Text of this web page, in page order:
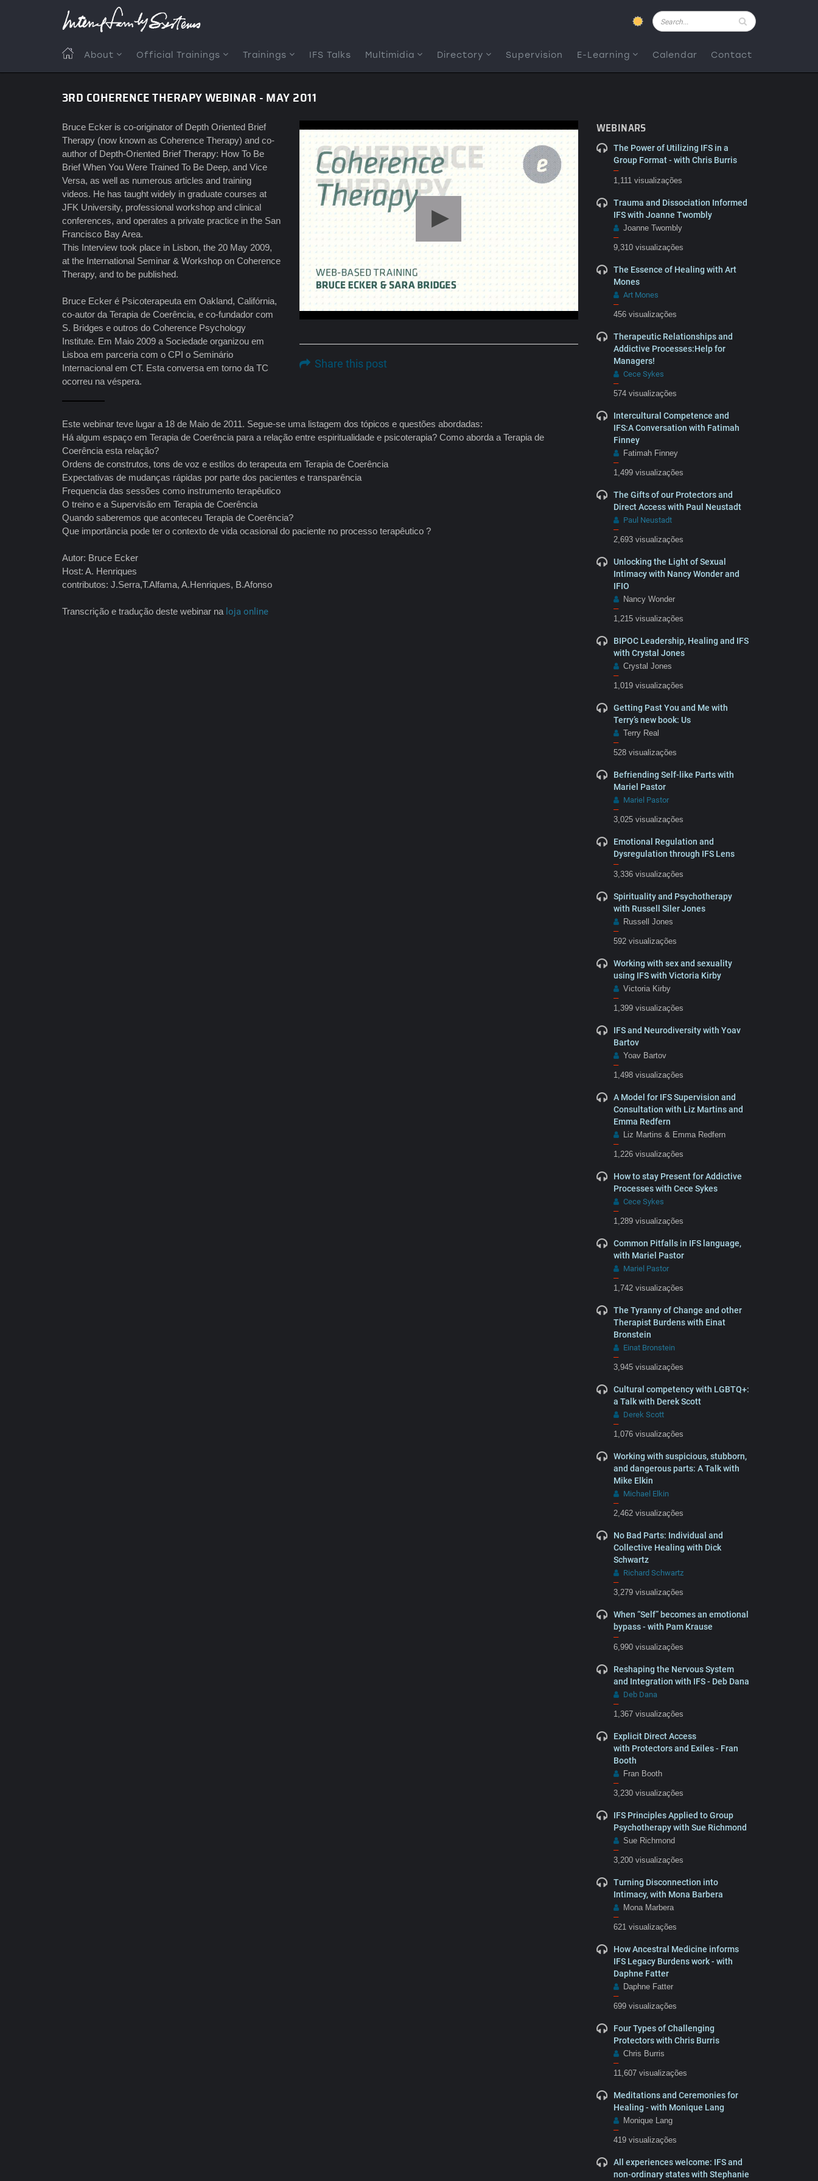
Pesquisar
MAIN
NAVIGATION
About Official Trainings Trainings IFS Talks Multimidia Directory Supervision E-Learning Calendar Contact
3RD COHERENCE THERAPY WEBINAR - MAY 2011
Share this post
Bruce Ecker is co-originator of Depth Oriented Brief
Therapy (now known as Coherence Therapy) and co-
author of Depth-Oriented Brief Therapy: How To Be
Brief When You Were Trained To Be Deep, and Vice
Versa, as well as numerous articles and training
videos. He has taught widely in graduate courses at
JFK University, professional workshop and clinical
conferences, and operates a private practice in the San
Francisco Bay Area.
This Interview took place in Lisbon, the 20 May 2009,
at the International Seminar & Workshop on Coherence
Therapy, and to be published.
Bruce Ecker é Psicoterapeuta em Oakland, Califórnia,
co-autor da Terapia de Coerência, e co-fundador com
S. Bridges e outros do Coherence Psychology
Institute. Em Maio 2009 a Sociedade organizou em
Lisboa em parceria com o CPI o Seminário
Internacional em CT. Esta conversa em torno da TC
ocorreu na véspera.
Este webinar teve lugar a 18 de Maio de 2011. Segue-se uma listagem dos tópicos e questões abordadas:
Há algum espaço em Terapia de Coerência para a relação entre espiritualidade e psicoterapia? Como aborda a Terapia de
Coerência esta relação?
Ordens de construtos, tons de voz e estilos do terapeuta em Terapia de Coerência
Expectativas de mudanças rápidas por parte dos pacientes e transparência
Frequencia das sessões como instrumento terapêutico
O treino e a Supervisão em Terapia de Coerência
Quando saberemos que aconteceu Terapia de Coerência?
Que importância pode ter o contexto de vida ocasional do paciente no processo terapêutico ?
Autor: Bruce Ecker
Host: A. Henriques
contributos: J.Serra,T.Alfama, A.Henriques, B.Afonso
Transcrição e tradução deste webinar na loja online
WEBINARS
The Power of Utilizing IFS in a
Group Format - with Chris Burris
–
1,111 visualizações
Trauma and Dissociation Informed
IFS with Joanne Twombly
Joanne Twombly
–
9,310 visualizações
The Essence of Healing with Art
Mones
Art Mones
–
456 visualizações
Therapeutic Relationships and
Addictive Processes:Help for
Managers!
Cece Sykes
–
574 visualizações
Intercultural Competence and
IFS:A Conversation with Fatimah
Finney
Fatimah Finney
–
1,499 visualizações
The Gifts of our Protectors and
Direct Access with Paul Neustadt
Paul Neustadt
–
2,693 visualizações
Unlocking the Light of Sexual
Intimacy with Nancy Wonder and
IFIO
Nancy Wonder
–
1,215 visualizações
BIPOC Leadership, Healing and IFS
with Crystal Jones
Crystal Jones
–
1,019 visualizações
Getting Past You and Me with
Terry’s new book: Us
Terry Real
–
528 visualizações
Befriending Self-like Parts with
Mariel Pastor
Mariel Pastor
–
3,025 visualizações
Emotional Regulation and
Dysregulation through IFS Lens
–
3,336 visualizações
Spirituality and Psychotherapy
with Russell Siler Jones
Russell Jones
–
592 visualizações
Working with sex and sexuality
using IFS with Victoria Kirby
Victoria Kirby
–
1,399 visualizações
IFS and Neurodiversity with Yoav
Bartov
Yoav Bartov
–
1,498 visualizações
A Model for IFS Supervision and
Consultation with Liz Martins and
Emma Redfern
Liz Martins & Emma Redfern
–
1,226 visualizações
How to stay Present for Addictive
Processes with Cece Sykes
Cece Sykes
–
1,289 visualizações
Common Pitfalls in IFS language,
with Mariel Pastor
Mariel Pastor
–
1,742 visualizações
The Tyranny of Change and other
Therapist Burdens with Einat
Bronstein
Einat Bronstein
–
3,945 visualizações
Cultural competency with LGBTQ+:
a Talk with Derek Scott
Derek Scott
–
1,076 visualizações
Working with suspicious, stubborn,
and dangerous parts: A Talk with
Mike Elkin
Michael Elkin
–
2,462 visualizações
No Bad Parts: Individual and
Collective Healing with Dick
Schwartz
Richard Schwartz
–
3,279 visualizações
When “Self” becomes an emotional
bypass - with Pam Krause
–
6,990 visualizações
Reshaping the Nervous System
and Integration with IFS - Deb Dana
Deb Dana
–
1,367 visualizações
Explicit Direct Access
with Protectors and Exiles - Fran
Booth
Fran Booth
–
3,230 visualizações
IFS Principles Applied to Group
Psychotherapy with Sue Richmond
Sue Richmond
–
3,200 visualizações
Turning Disconnection into
Intimacy, with Mona Barbera
Mona Marbera
–
621 visualizações
How Ancestral Medicine informs
IFS Legacy Burdens work - with
Daphne Fatter
Daphne Fatter
–
699 visualizações
Four Types of Challenging
Protectors with Chris Burris
Chris Burris
–
11,607 visualizações
Meditations and Ceremonies for
Healing - with Monique Lang
Monique Lang
–
419 visualizações
All experiences welcome: IFS and
non-ordinary states with Stephanie